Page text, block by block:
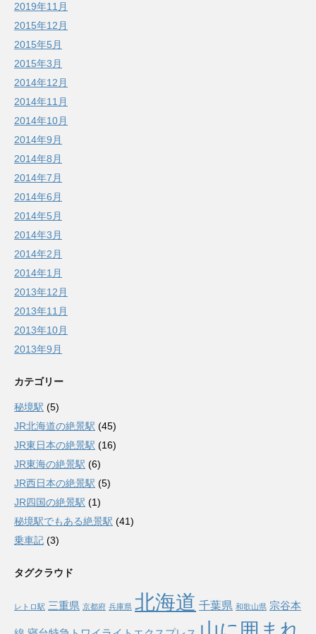
2019年11月
2015年12月
2015年5月
2015年3月
2014年12月
2014年11月
2014年10月
2014年9月
2014年8月
2014年7月
2014年6月
2014年5月
2014年3月
2014年2月
2014年1月
2013年12月
2013年11月
2013年10月
2013年9月
カテゴリー
秘境駅 (5)
JR北海道の絶景駅 (45)
JR東日本の絶景駅 (16)
JR東海の絶景駅 (6)
JR西日本の絶景駅 (5)
JR四国の絶景駅 (1)
秘境駅でもある絶景駅 (41)
乗車記 (3)
タグクラウド
レトロ駅 三重県 京都府 兵庫県 北海道 千葉県 和歌山県 宗谷本